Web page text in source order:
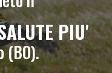
PIU'
(BO).